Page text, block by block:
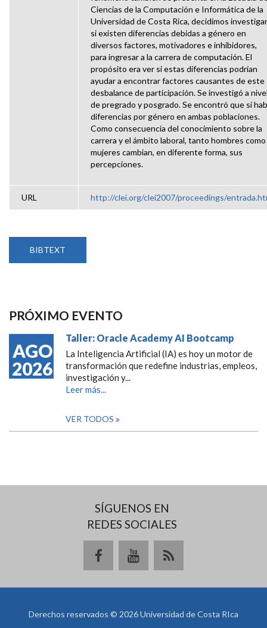
Ciencias de la Computación e Informática de la
Universidad de Costa Rica, decidimos investigar
si existen diferencias debidas a género en
diversos factores, motivadores e inhibidores,
para ingresar a la carrera de computación. El
propósito era ver si estas diferencias podrían
ayudar a encontrar factores causantes de este
desbalance de participación. Se investigó a
de pregrado y posgrado. Se encontró que sí
diferencias por género en ambas poblaciones.
Como consecuencia del conocimiento sobre la
carrera y el ámbito laboral, tanto hombres como
mujeres cambian, en diferente forma, sus
percepciones.
URL http://clei.org/clei2007/proceedings/
BIBTEXT
PRÓXIMO EVENTO
AGO
2026
Taller: Oracle Academy AI Bootcamp
La Inteligencia Artificial (IA) es hoy un motor de
transformación que redefine industrias, empleos,
investigación y...
Leer más...
VER TODOS
SÍGUENOS EN
REDES SOCIALES
Derechos reservados © 2026 Universidad de Costa RIca